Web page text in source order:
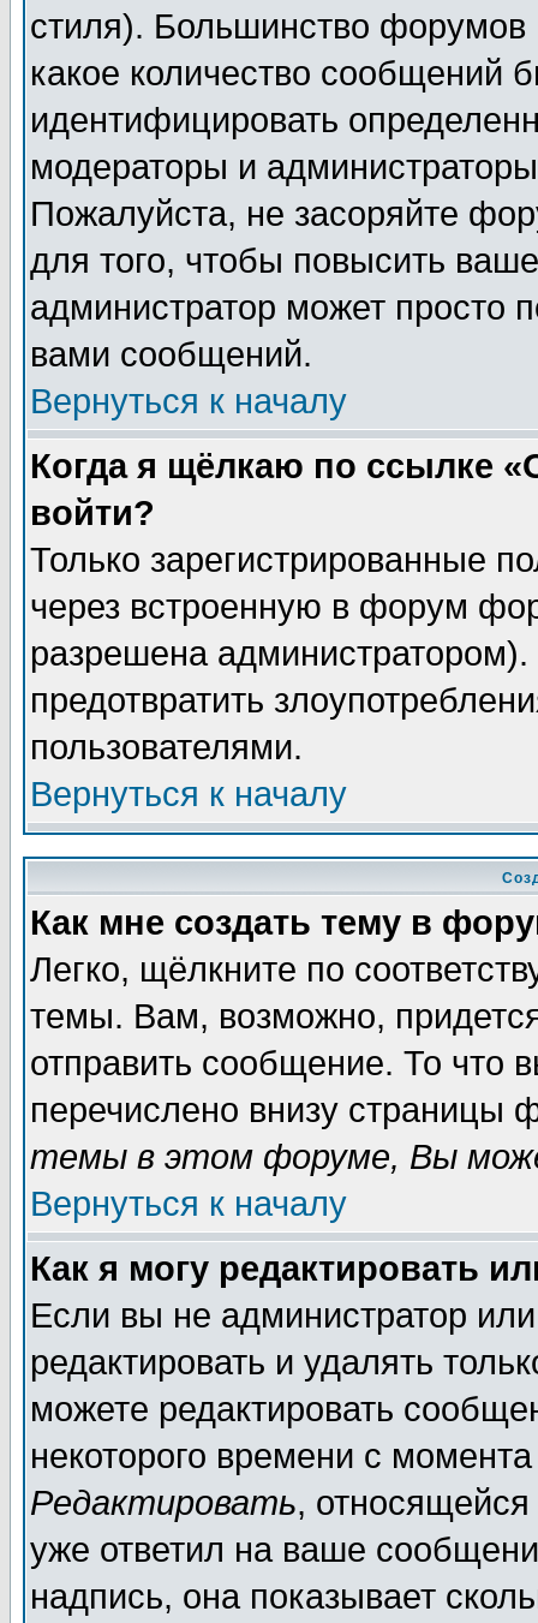
стиля). Большинство форумов
какое количество сообщений
идентифицировать
модераторы и
Пожалуйста, не засоряйте
для того, чтобы повысить
администратор может просто
вами сообщений.
Вернуться к началу
Когда я щёлкаю по ссылке
войти?
Только зарегистрированные
через встроенную в форум
разрешена
предотвратить
пользователями.
Вернуться к началу
Как мне создать тему в
Легко, щёлкните по
темы. Вам, возможно,
отправить сообщение. То что
перечислено внизу страницы
темы в этом форуме, Вы
Вернуться к началу
Как я могу редактировать
Если вы не администратор
редактировать и удалять
можете редактировать
некоторого времени с
Редактировать,
уже ответил на ваше
надпись, она показывает